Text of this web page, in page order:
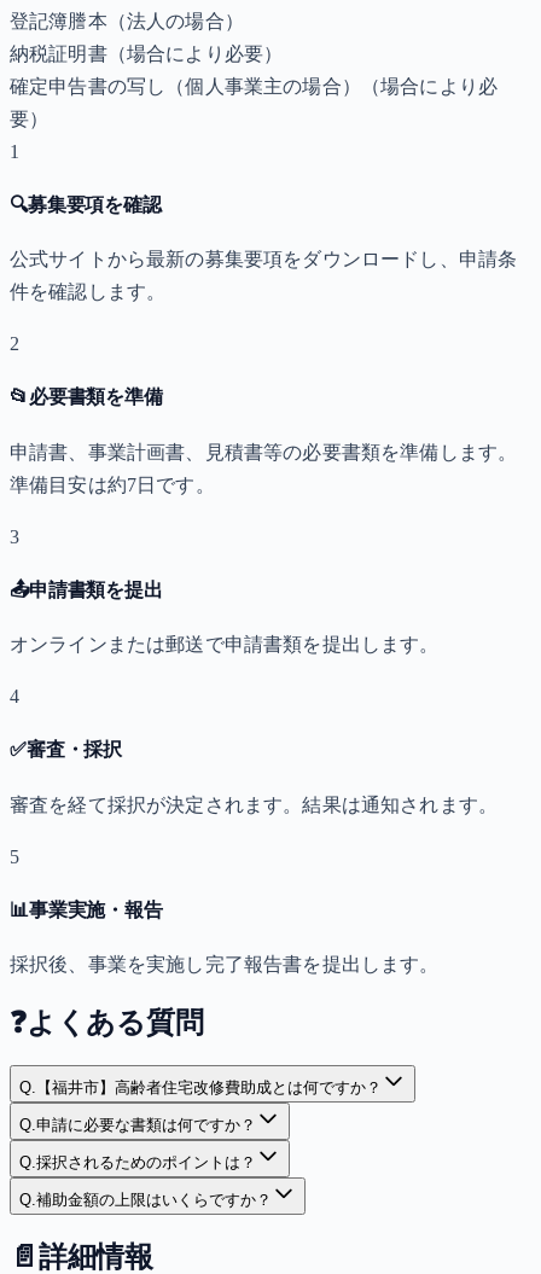
登記簿謄本（法人の場合）
納税証明書（場合により必要）
確定申告書の写し（個人事業主の場合）
（場合により必
要）
1
🔍募集要項を確認
公式サイトから最新の募集要項をダウンロードし、申請条
件を確認します。
2
📂 必要書類を準備
申請書、事業計画書、見積書等の必要書類を準備します。
準備目安は約7日です。
3
📤申請書類を提出
オンラインまたは郵送で申請書類を提出します。
4
✅審査・採択
審査を経て採択が決定されます。結果は通知されます。
5
📊事業実施・報告
採択後、事業を実施し完了報告書を提出します。
❓よくある質問
Q. 【福井市】高齢者住宅改修費助成とは何ですか？
Q.申請に必要な書類は何ですか？
Q.採択されるためのポイントは？
Q.補助金額の上限はいくらですか？
📄 詳細情報